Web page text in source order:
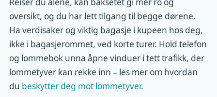
oversikt, og du har lett tilgang til begge dørene.
Ha verdisaker og viktig bagasje i kupeen hos deg,
ikke i bagasjerommet, ved korte turer. Hold telefon
og lommebok unna åpne vinduer i tett trafikk, der
lommetyver kan rekke inn – les mer om hvordan
du beskytter deg mot lommetyver.